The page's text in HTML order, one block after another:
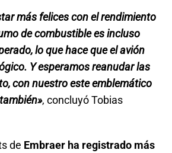
más felices con el rendimiento
de combustible es incluso
lo que hace que el avión
Y esperamos reanudar las
con nuestro este emblemático
, concluyó Tobias
de Embraer ha registrado más